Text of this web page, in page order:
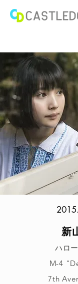
新
ハロ
M-4
7th